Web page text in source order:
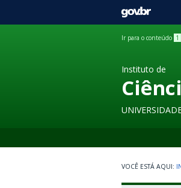
GOVBR
Ir para o conteúdo 1
Instituto de